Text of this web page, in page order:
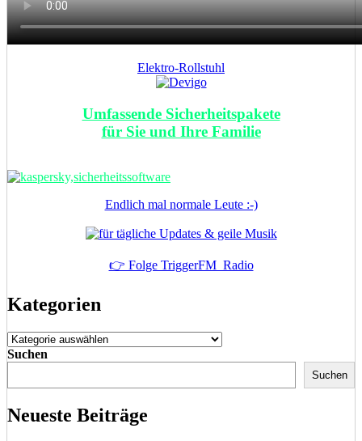
Elektro-Rollstuhl
Umfassende Sicherheitspakete
für Sie und Ihre Familie
Endlich mal normale Leute :-)
👉 Folge TriggerFM_Radio
Kategorien
Kategorien
Suchen
Suchen
Neueste Beiträge